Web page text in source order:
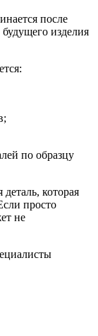
после
изделия
по образцу
которая
просто
не